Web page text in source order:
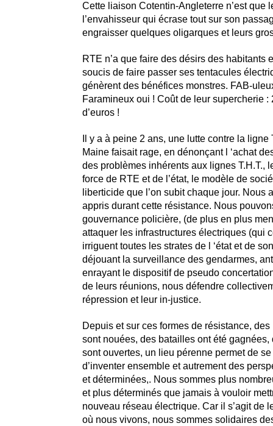
Cette liaison Cotentin-Angleterre n’est que
l’envahisseur qui écrase tout sur son
engraisser quelques oligarques et leurs
RTE n’a que faire des désirs des habitants
soucis de faire passer ses tentacules
génèrent des bénéfices monstres. FAB-
Faramineux oui ! Coût de leur supercherie :
d’euros !
Il y a à peine 2 ans, une lutte contre la ligne
Maine faisait rage, en dénonçant l ‘achat
des problèmes inhérents aux lignes T.H.T.,
force de RTE et de l’état, le modèle de
liberticide que l’on subit chaque jour. Nous
appris durant cette résistance. Nous
gouvernance policière, (de plus en plus
attaquer les infrastructures électriques (qui
irriguent toutes les strates de l ‘état et de
déjouant la surveillance des gendarmes,
enrayant le dispositif de pseudo
de leurs réunions, nous défendre
répression et leur in-justice.
Depuis et sur ces formes de résistance, des
sont nouées, des batailles ont été gagnées,
sont ouvertes, un lieu pérenne permet de
d’inventer ensemble et autrement des
et déterminées,. Nous sommes plus
et plus déterminés que jamais à vouloir
nouveau réseau électrique. Car il s’agit de
où nous vivons, nous sommes solidaires